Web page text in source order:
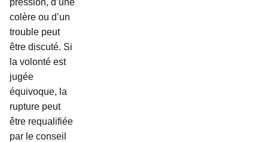
colère ou d’un
trouble peut
être discuté. Si
la volonté est
jugée
équivoque, la
rupture peut
être requalifiée
par le conseil